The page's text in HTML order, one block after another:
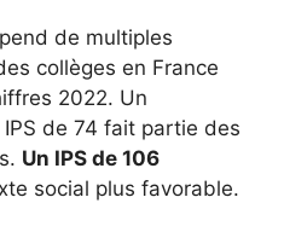
de multiples
collèges en France
2022. Un
de 74 fait partie des
Un IPS de 106
social plus favorable.